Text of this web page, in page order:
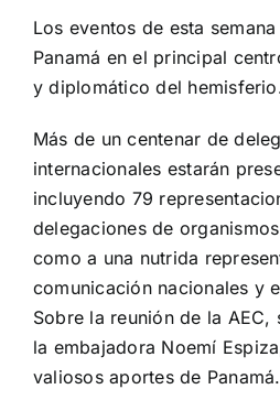
Los eventos de esta
Panamá en el principal
y diplomático del
Más de un centenar de
internacionales estarán
incluyendo 79
delegaciones de
como a una nutrida
comunicación nacionales y
Sobre la reunión de la AEC,
la embajadora Noemí
valiosos aportes de Panamá.